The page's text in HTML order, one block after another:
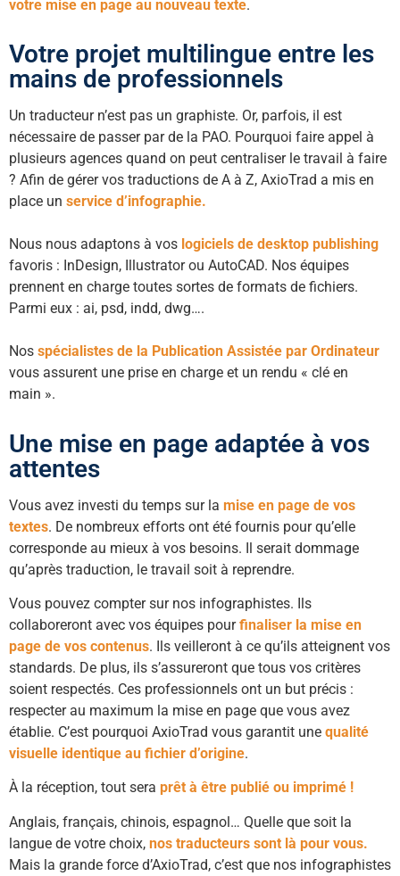
votre mise en page au nouveau texte.
Votre projet multilingue entre les
mains de professionnels
Un traducteur n’est pas un graphiste. Or, parfois, il est
nécessaire de passer par de la PAO. Pourquoi faire appel à
plusieurs agences quand on peut centraliser le travail à faire
? Afin de gérer vos traductions de A à Z, AxioTrad a mis en
place un service d’infographie.
Nous nous adaptons à vos logiciels de desktop publishing
favoris : InDesign, Illustrator ou AutoCAD. Nos équipes
prennent en charge toutes sortes de formats de fichiers.
Parmi eux : ai, psd, indd, dwg….
Nos spécialistes de la Publication Assistée par Ordinateur
vous assurent une prise en charge et un rendu « clé en
main ».
Une mise en page adaptée à vos
attentes
Vous avez investi du temps sur la mise en page de vos
textes. De nombreux efforts ont été fournis pour qu’elle
corresponde au mieux à vos besoins. Il serait dommage
qu’après traduction, le travail soit à reprendre.
Vous pouvez compter sur nos infographistes. Ils
collaboreront avec vos équipes pourfinaliser la mise en
page de vos contenus. Ils veilleront à ce qu’ils atteignent vos
standards. De plus, ils s’assureront que tous vos critères
soient respectés. Ces professionnels ont un but précis :
respecter au maximum la mise en page que vous avez
établie. C’est pourquoi AxioTrad vous garantit une qualité
visuelle identique au fichier d’origine.
À la réception, tout sera prêt à être publié ou imprimé !
Anglais, français, chinois, espagnol… Quelle que soit la
langue de votre choix, nos traducteurs sont là pour vous.
Mais la grande force d’AxioTrad, c’est que nos infographistes